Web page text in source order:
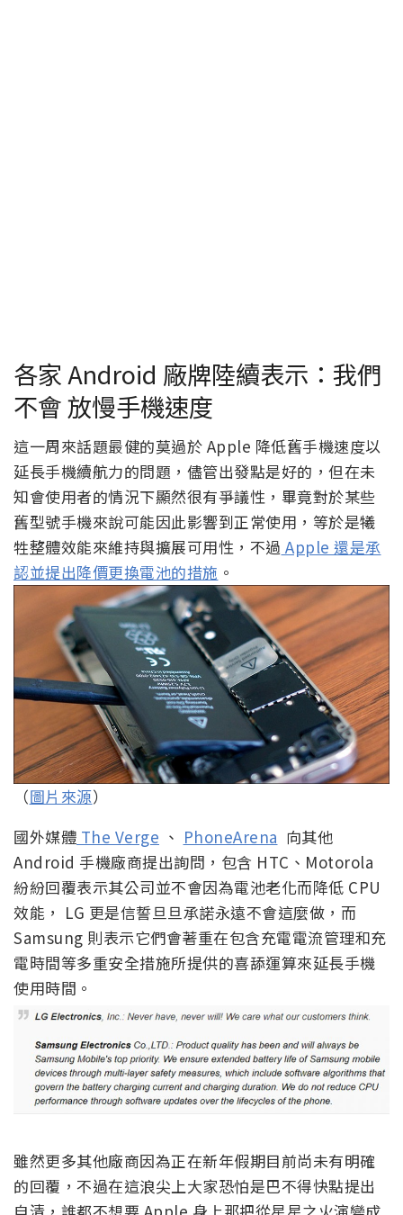
各家 Android 廠牌陸續表示：我們
不會 放慢手機速度
這一周來話題最健的莫過於 Apple 降低舊手機速度以
延長手機續航力的問題，儘管出發點是好的，但在未
知會使用者的情況下顯然很有爭議性，畢竟對於某些
舊型號手機來說可能因此影響到正常使用，等於是犧
牲整體效能來維持與擴展可用性，不過 Apple 還是承
認並提出降價更換電池的措施 。
（圖片來源）
國外媒體 The Verge 、 PhoneArena 向其他
Android 手機廠商提出詢問，包含 HTC、Motorola
紛紛回覆表示其公司並不會因為電池老化而降低 CPU
效能， LG 更是信誓旦旦承諾永遠不會這麼做，而
Samsung 則表示它們會著重在包含充電電流管理和充
電時間等多重安全措施所提供的喜舔運算來延長手機
使用時間。
雖然更多其他廠商因為正在新年假期目前尚未有明確
的回覆，不過在這浪尖上大家恐怕是巴不得快點提出